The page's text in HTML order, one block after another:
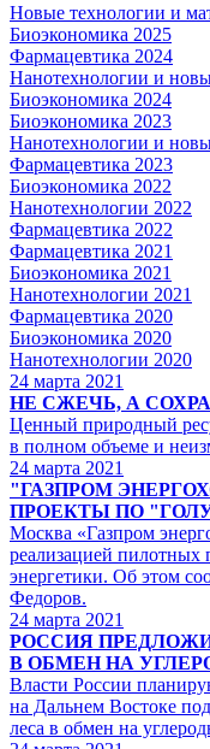
Новые технологии и
Биоэкономика 2025
Фармацевтика 2024
Нанотехнологии и
Биоэкономика 2024
Биоэкономика 2023
Нанотехнологии и
Фармацевтика 2023
Биоэкономика 2022
Нанотехнологии 2022
Фармацевтика 2022
Фармацевтика 2021
Биоэкономика 2021
Нанотехнологии 2021
Фармацевтика 2020
Биоэкономика 2020
Нанотехнологии 2020
24 марта 2021
НЕ СЖЕЧЬ, А
Ценный природный
в полном объеме и
24 марта 2021
"ГАЗПРОМ
ПРОЕКТЫ ПО
Москва «Газпром
реализацией пилотных
энергетики. Об этом
Федоров.
24 марта 2021
РОССИЯ
В ОБМЕН НА
Власти России
на Дальнем Востоке
леса в обмен на